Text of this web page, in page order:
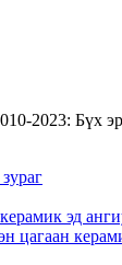
2023: Бүх
эд
цагаан